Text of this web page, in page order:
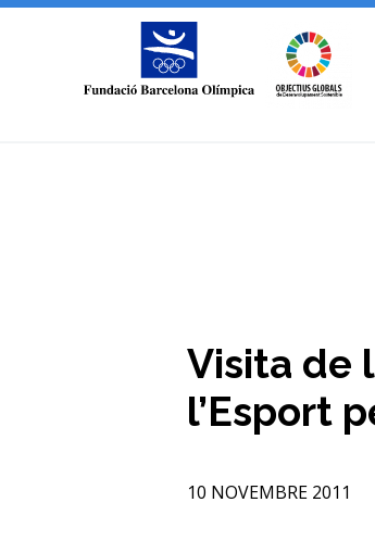
Visita de
l’Esport
10 NOVEMBRE 2011